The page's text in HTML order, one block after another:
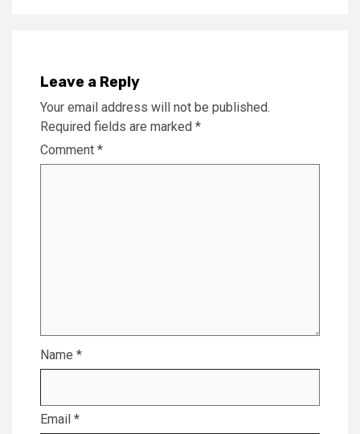
Leave a Reply
Your email address will not be published.
Required fields are marked *
Comment *
Name *
Email *